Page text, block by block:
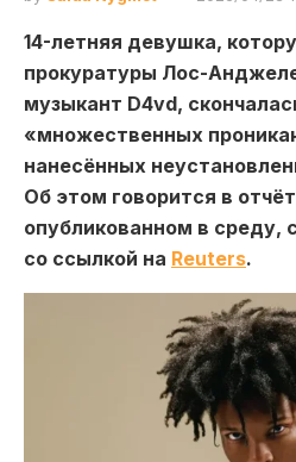
14-летняя девушка,
прокуратуры Лос-
музыкант D4vd,
«множественных
нанесённых
Об этом говорится в
опубликованном в среду,
со ссылкой на Reuters.